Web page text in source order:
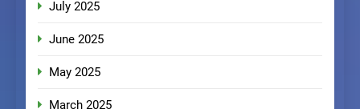
July 2025
June 2025
May 2025
March 2025